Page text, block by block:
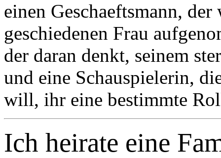
einen Geschaeftsmann,
geschiedenen Frau
der daran denkt, seinem
und eine Schauspielerin,
will, ihr eine bestimmte
Ich heirate eine